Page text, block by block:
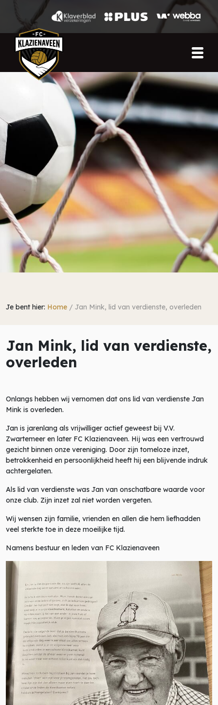
Je bent hier: Home / Jan Mink, lid van verdienste, overleden
Jan Mink, lid van verdienste,
overleden
Onlangs hebben wij vernomen dat ons lid van verdienste Jan
Mink is overleden.
Jan is jarenlang als vrijwilliger actief geweest bij V.V.
Zwartemeer en later FC Klazienaveen. Hij was een vertrouwd
gezicht binnen onze vereniging. Door zijn tomeloze inzet,
betrokkenheid en persoonlijkheid heeft hij een blijvende indruk
achtergelaten.
Als lid van verdienste was Jan van onschatbare waarde voor
onze club. Zijn inzet zal niet worden vergeten.
Wij wensen zijn familie, vrienden en allen die hem liefhadden
veel sterkte toe in deze moeilijke tijd.
Namens bestuur en leden van FC Klazienaveen